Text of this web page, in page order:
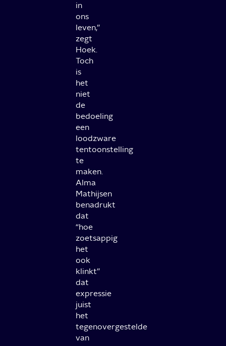
in
ons
leven,”
zegt
Hoek.
Toch
is
het
niet
de
bedoeling
een
loodzware
tentoonstelling
te
maken.
Alma
Mathijsen
benadrukt
dat
“hoe
zoetsappig
het
ook
klinkt”
dat
expressie
juist
het
tegenovergestelde
van